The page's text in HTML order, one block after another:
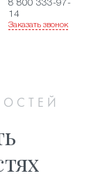
8 800 333-97-
14
Заказать звонок